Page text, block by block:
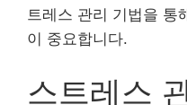
트레스 관리 기법을 통
이 중요합니다.
스트레스